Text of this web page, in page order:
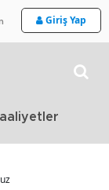
Giriş Yap